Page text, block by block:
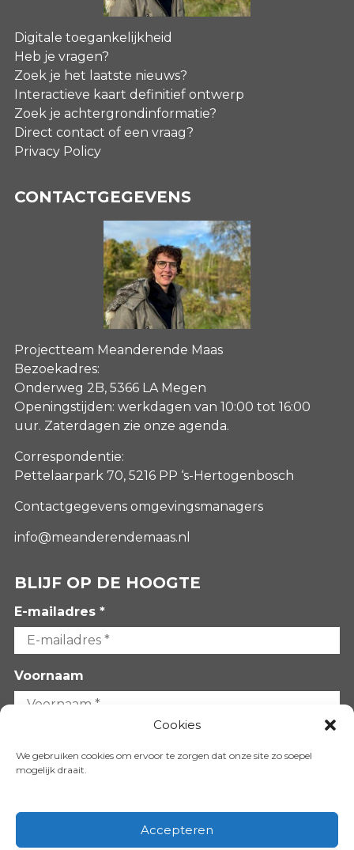
Cookies
We gebruiken cookies om ervoor te zorgen dat onze site zo soepel
mogelijk draait.
Accepteren
Digitale toegankelijkheid
Heb je vragen?
Zoek je het laatste nieuws?
Interactieve kaart definitief ontwerp
Zoek je achtergrondinformatie?
Direct contact of een vraag?
Privacy Policy
CONTACTGEGEVENS
Projectteam Meanderende Maas
Bezoekadres:
Onderweg 2B, 5366 LA Megen
Openingstijden: werkdagen van 10:00 tot 16:00
uur. Zaterdagen zie onze agenda.
Correspondentie:
Pettelaarpark 70, 5216 PP ‘s-Hertogenbosch
Contactgegevens omgevingsmanagers
info@meanderendemaas.nl
BLIJF OP DE HOOGTE
E-mailadres *
Voornaam